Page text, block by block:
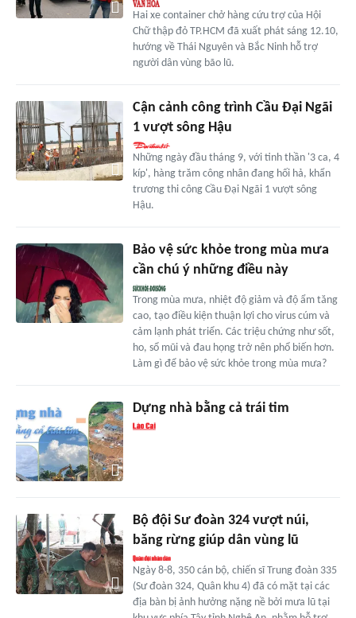
Hai xe container chở hàng cứu trợ của Hội
Chữ thập đỏ TP.HCM đã xuất phát sáng 12.10,
hướng về Thái Nguyên và Bắc Ninh hỗ trợ
người dân vùng bão lũ.
Cận cảnh công trình Cầu Đại Ngãi
1 vượt sông Hậu
Những ngày đầu tháng 9, với tinh thần '3 ca, 4
kíp', hàng trăm công nhân đang hối hả, khẩn
trương thi công Cầu Đại Ngãi 1 vượt sông
Hậu.
Bảo vệ sức khỏe trong mùa mưa
cần chú ý những điều này
Trong mùa mưa, nhiệt độ giảm và độ ẩm tăng
cao, tạo điều kiện thuận lợi cho virus cúm và
cảm lạnh phát triển. Các triệu chứng như sốt,
ho, sổ mũi và đau họng trở nên phổ biến hơn.
Làm gì để bảo vệ sức khỏe trong mùa mưa?
Dựng nhà bằng cả trái tim
Bộ đội Sư đoàn 324 vượt núi,
băng rừng giúp dân vùng lũ
Ngày 8-8, 350 cán bộ, chiến sĩ Trung đoàn 335
(Sư đoàn 324, Quân khu 4) đã có mặt tại các
địa bàn bị ảnh hưởng nặng nề bởi mưa lũ tại